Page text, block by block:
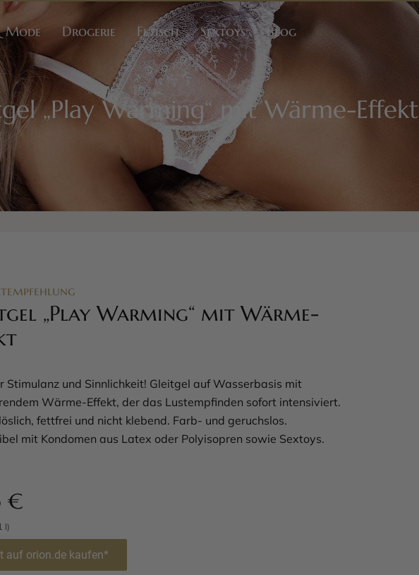
Mode Drogerie Fetisch Sextoys Blog
„Play Warming“ mit Wärme-Effekt
„Play Warming“ mit Wärme-
Stimulanz und Sinnlichkeit! Gleitgel auf Wasserbasis mit
Wärme-Effekt, der das Lustempfinden sofort intensiviert.
fettfrei und nicht klebend. Farb- und geruchslos.
mit Kondomen aus Latex oder Polyisopren sowie Sextoys.
€
l)
auf orion.de kaufen*